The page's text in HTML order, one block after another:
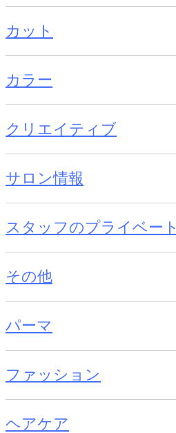
カット
カラー
クリエイティブ
サロン情報
スタッフのプライベート
その他
パーマ
ファッション
ヘアケア